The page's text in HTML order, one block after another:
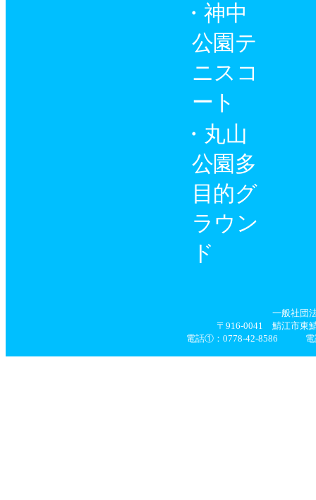
神中
公園テ
ニスコ
ート
丸山
公園多
目的グ
ラウン
ド
一般社団
〒916-0041 鯖江市東
電話①：0778-42-8586 電